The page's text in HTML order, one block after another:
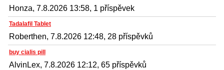
Honza, 7.8.2026 13:58, 1 příspěvek
Tadalafil Tablet
Roberthen, 7.8.2026 12:48, 28 příspěvků
buy cialis pill
AlvinLex, 7.8.2026 12:12, 65 příspěvků